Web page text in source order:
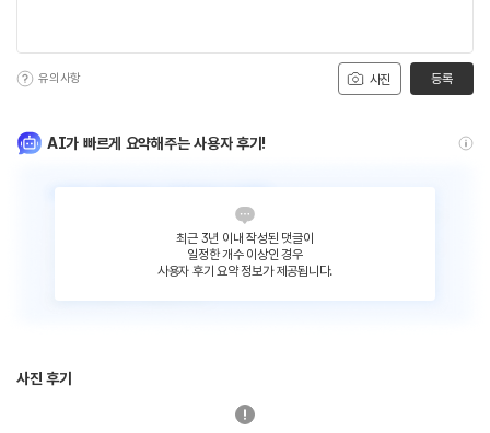
사진
유의사항 등록
AI가 빠르게 요약해주는 사용자 후기!
최근 3년 이내 작성된 댓글이
일정한 개수 이상인 경우
사용자 후기 요약 정보가 제공됩니다.
사진 후기